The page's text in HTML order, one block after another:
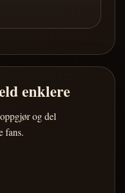
enklere
og del
fans.